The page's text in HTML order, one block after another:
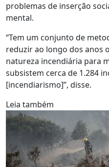
problemas de inserção
mental.
“Tem um conjunto de
reduzir ao longo dos anos
natureza incendiária para
subsistem cerca de 1.284
[incendiarismo]”, disse.
Leia também